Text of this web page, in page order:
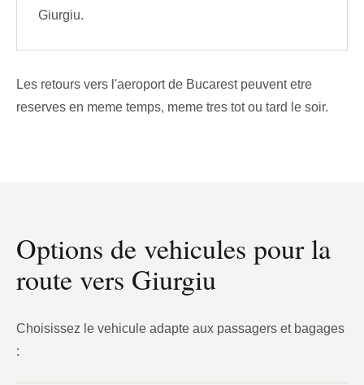
Giurgiu.
Les retours vers l'aeroport de Bucarest peuvent etre
reserves en meme temps, meme tres tot ou tard le soir.
Options de vehicules pour la
route vers Giurgiu
Choisissez le vehicule adapte aux passagers et bagages
: